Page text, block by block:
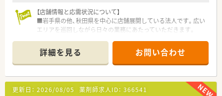
【店舗情報と応需状況について】
■岩手県の他、秋田県を中心に店舗展開している法人です。広い
エリアを巡回しながら日々の業務にあたっていただきます。
点が中心であり、ラウンダーとして現場の円滑な運営を支える重
要な役割を担います。
■各店舗を合算すると1日平均45枚程度の応需枚数ですが、店舗
により処方内容が異なるため、多岐にわたる知識・スキルを磨く
ことが可能です。
詳細を見る お問い合わせ
更新日： 2026/08/05 薬剤師求人ID： 366541